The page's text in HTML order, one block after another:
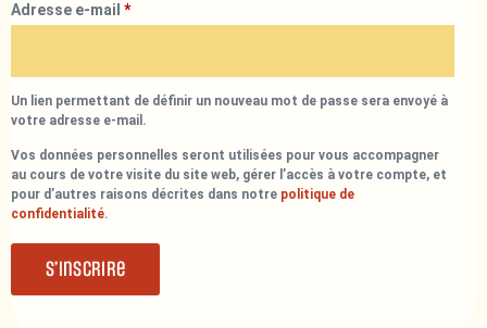
Adresse e-mail *
Un lien permettant de définir un nouveau mot de passe sera envoyé à
votre adresse e-mail.
Vos données personnelles seront utilisées pour vous accompagner
au cours de votre visite du site web, gérer l’accès à votre compte, et
pour d’autres raisons décrites dans notre politique de
confidentialité.
S’inscrire